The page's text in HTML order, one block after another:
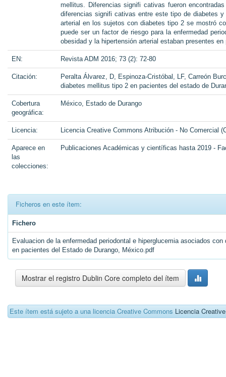
mellitus. Diferencias signifi cativas fueron
diferencias signifi cativas entre este tipo de diabetes
arterial en los sujetos con diabetes tipo 2 se mostró
puede ser un factor de riesgo para la enfermedad
obesidad y la hipertensión arterial estaban presentes
EN: Revista ADM 2016; 73 (2): 72-80
Citación:
Peralta Álvarez, D, Espinoza-Cristóbal, LF, Carreón
diabetes mellitus tipo 2 en pacientes del estado de
Cobertura
geográfica:
México, Estado de Durango
Licencia: Licencia Creative Commons Atribución - No Comercial
Aparece en
las
colecciones:
Publicaciones Académicas y científicas hasta 2019 -
Ficheros en este ítem:
Fichero
Evaluacion de la enfermedad periodontal e hiperglucemia asociados
en pacientes del Estado de Durango, México.pdf
Mostrar el registro Dublin Core completo del ítem
Este ítem está sujeto a una licencia Creative Commons Licencia